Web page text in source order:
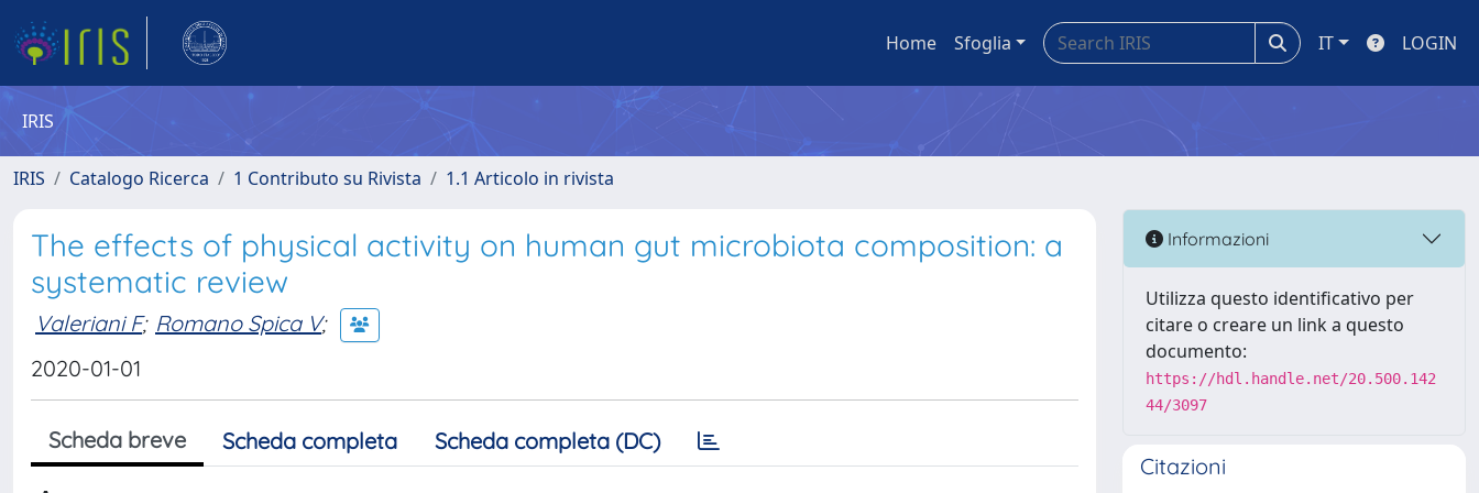
Home Sfoglia IT LOGIN
IRIS
IRIS Catalogo Ricerca 1 Contributo su Rivista 1.1 Articolo in rivista
The effects of physical activity on human gut microbiota composition: a
systematic review
Valeriani F; Romano Spica V;
2020-01-01
Scheda breve Scheda completa Scheda completa (DC)
Informazioni
Utilizza questo identificativo per
citare o creare un link a questo
documento:
https://hdl.handle.net/20.500.142
44/3097
Citazioni